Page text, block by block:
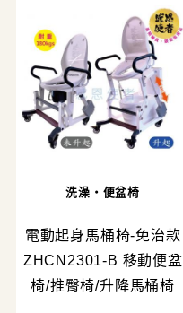
洗澡・便盆椅
電動起身馬桶椅-免治款
ZHCN2301-B 移動便盆
椅/推臀椅/升降馬桶椅